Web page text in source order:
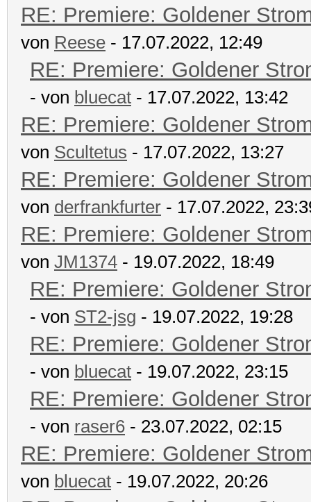
RE: Premiere: Goldener
von Reese - 17.07.2022, 12:49
RE: Premiere: Goldener
- von bluecat - 17.07.2022, 13:42
RE: Premiere: Goldener
von Scultetus - 17.07.2022, 13:27
RE: Premiere: Goldener
von derfrankfurter - 17.07.2022,
RE: Premiere: Goldener
von JM1374 - 19.07.2022, 18:49
RE: Premiere: Goldener
- von ST2-jsg - 19.07.2022, 19:28
RE: Premiere: Goldener
- von bluecat - 19.07.2022, 23:15
RE: Premiere: Goldener
- von raser6 - 23.07.2022, 02:15
RE: Premiere: Goldener
von bluecat - 19.07.2022, 20:26